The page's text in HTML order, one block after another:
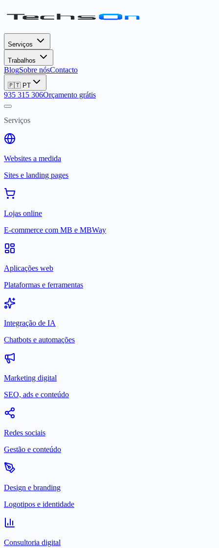
Serviços
Trabalhos
BlogSobre nósContacto
🇵🇹 PT
935 315 306Orçamento grátis
Serviços
Websites a medida
Sites e landing pages
Lojas online
E-commerce com MB e MBWay
Aplicações web
Plataformas e ferramentas
Integração de IA
Chatbots e automações
Marketing digital
SEO, ads e conteúdo
Redes sociais
Gestão e conteúdo
Design e branding
Logotipos e identidade
Consultoria digital